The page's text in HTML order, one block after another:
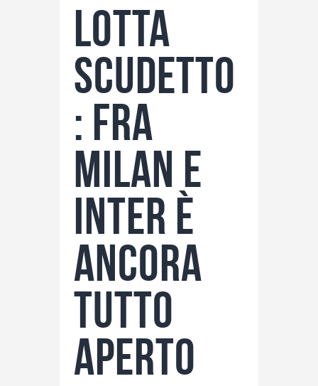
Lo Sapevi Che
Fantacalcio
I consigli di Giulia
Serie A
Lotta
scudetto
: fra
Milan e
Inter è
ancora
tutto
aperto